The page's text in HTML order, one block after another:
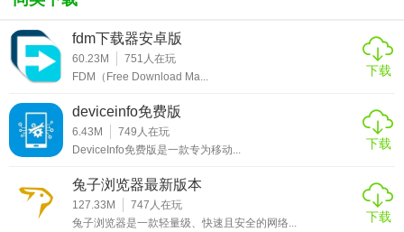
的资源分类和更新提醒功能也大大提升了用户的搜索体验。
总的来说，超强磁力搜索官方版是一款值得推荐的磁力链接
搜索工具。
fdm下载器安卓版
60.23M 751 人在玩
FDM（Free Download Ma...
下载
deviceinfo免费版
6.43M 749 人在玩
DeviceInfo免费版是一款专为移动...
下载
兔子浏览器最新版本
127.33M 747 人在玩
兔子浏览器是一款轻量级、快速且安全的网络...
下载